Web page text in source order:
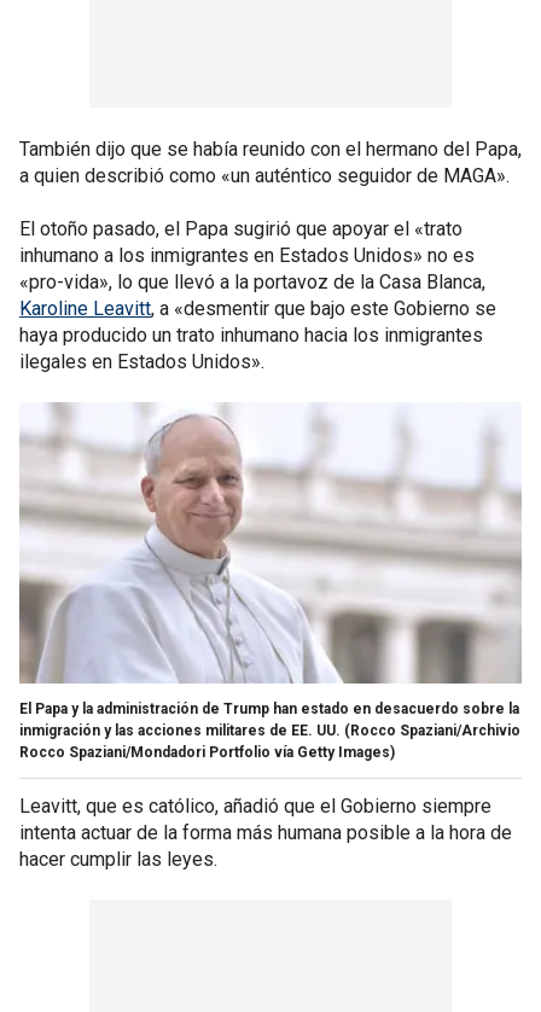
También dijo que se había reunido con el hermano del Papa,
a quien describió como «un auténtico seguidor de MAGA».
El otoño pasado, el Papa sugirió que apoyar el «trato
inhumano a los inmigrantes en Estados Unidos» no es
«pro-vida», lo que llevó a la portavoz de la Casa Blanca,
Karoline Leavitt, a «desmentir que bajo este Gobierno se
haya producido un trato inhumano hacia los inmigrantes
ilegales en Estados Unidos».
El Papa y la administración de Trump han estado en desacuerdo sobre la
inmigración y las acciones militares de EE. UU. (Rocco Spaziani/Archivio
Rocco Spaziani/Mondadori Portfolio vía Getty Images)
Leavitt, que es católico, añadió que el Gobierno siempre
intenta actuar de la forma más humana posible a la hora de
hacer cumplir las leyes.